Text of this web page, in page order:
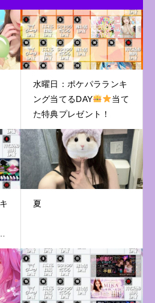
水曜日：ポケパラランキ
ング当てるDAY
当て
た特典プレゼント！
夏